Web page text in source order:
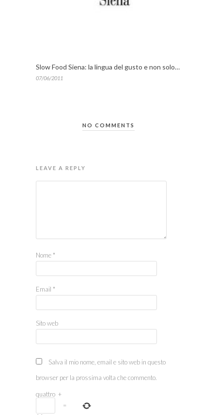
Slow Food Siena: la lingua del gusto e non solo…
07/06/2011
NO COMMENTS
LEAVE A REPLY
Nome *
Email *
Sito web
Salva il mio nome, email e sito web in questo
browser per la prossima volta che commento.
quattro +
=